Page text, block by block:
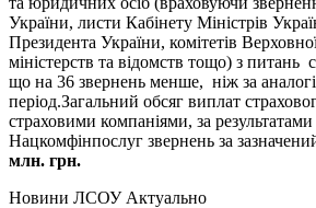
України, листи Кабінету Міністрів
Президента України, комітетів
міністерств та відомств тощо) з питань
що на 36 звернень менше, ніж за
період.Загальний обсяг виплат
страховими компаніями, за результатами
Нацкомфінпослуг звернень за
млн. грн.
Hовини ЛСОУ Актуально